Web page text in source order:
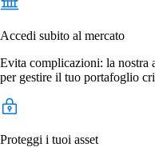
Accedi subito al mercato
Evita complicazioni: la nostra
per gestire il tuo portafoglio
Proteggi i tuoi asset